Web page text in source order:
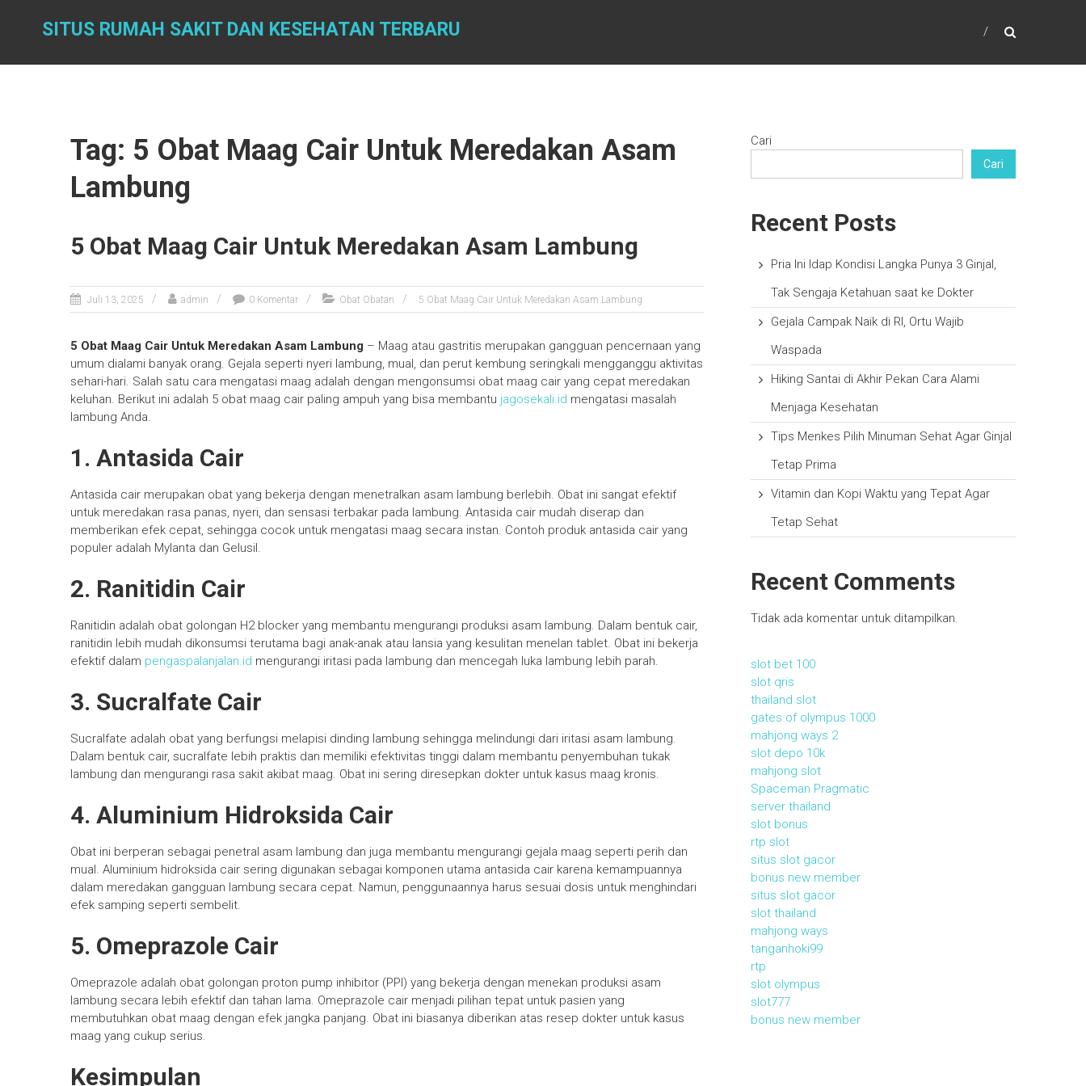
SITUS RUMAH SAKIT DAN KESEHATAN TERBARU
Tag: 5 Obat Maag Cair Untuk Meredakan Asam
Lambung
5 Obat Maag Cair Untuk Meredakan Asam Lambung
Juli 13, 2025 admin 0 Komentar Obat Obatan 5 Obat Maag Cair Untuk Meredakan Asam Lambung
5 Obat Maag Cair Untuk Meredakan Asam Lambung – Maag atau gastritis merupakan gangguan pencernaan yang
umum dialami banyak orang. Gejala seperti nyeri lambung, mual, dan perut kembung seringkali mengganggu aktivitas
sehari-hari. Salah satu cara mengatasi maag adalah dengan mengonsumsi obat maag cair yang cepat meredakan
keluhan. Berikut ini adalah 5 obat maag cair paling ampuh yang bisa membantu jagosekali.id mengatasi masalah
lambung Anda.
1. Antasida Cair
Antasida cair merupakan obat yang bekerja dengan menetralkan asam lambung berlebih. Obat ini sangat efektif
untuk meredakan rasa panas, nyeri, dan sensasi terbakar pada lambung. Antasida cair mudah diserap dan
memberikan efek cepat, sehingga cocok untuk mengatasi maag secara instan. Contoh produk antasida cair yang
populer adalah Mylanta dan Gelusil.
2. Ranitidin Cair
Ranitidin adalah obat golongan H2 blocker yang membantu mengurangi produksi asam lambung. Dalam bentuk cair,
ranitidin lebih mudah dikonsumsi terutama bagi anak-anak atau lansia yang kesulitan menelan tablet. Obat ini bekerja
efektif dalam pengaspalanjalan.id mengurangi iritasi pada lambung dan mencegah luka lambung lebih parah.
3. Sucralfate Cair
Sucralfate adalah obat yang berfungsi melapisi dinding lambung sehingga melindungi dari iritasi asam lambung.
Dalam bentuk cair, sucralfate lebih praktis dan memiliki efektivitas tinggi dalam membantu penyembuhan tukak
lambung dan mengurangi rasa sakit akibat maag. Obat ini sering diresepkan dokter untuk kasus maag kronis.
4. Aluminium Hidroksida Cair
Obat ini berperan sebagai penetral asam lambung dan juga membantu mengurangi gejala maag seperti perih dan
mual. Aluminium hidroksida cair sering digunakan sebagai komponen utama antasida cair karena kemampuannya
dalam meredakan gangguan lambung secara cepat. Namun, penggunaannya harus sesuai dosis untuk menghindari
efek samping seperti sembelit.
5. Omeprazole Cair
Omeprazole adalah obat golongan proton pump inhibitor (PPI) yang bekerja dengan menekan produksi asam
lambung secara lebih efektif dan tahan lama. Omeprazole cair menjadi pilihan tepat untuk pasien yang
membutuhkan obat maag dengan efek jangka panjang. Obat ini biasanya diberikan atas resep dokter untuk kasus
maag yang cukup serius.
Kesimpulan
Cari
Cari
Recent Posts
Pria Ini Idap Kondisi Langka Punya 3 Ginjal,
Tak Sengaja Ketahuan saat ke Dokter
Gejala Campak Naik di RI, Ortu Wajib
Waspada
Hiking Santai di Akhir Pekan Cara Alami
Menjaga Kesehatan
Tips Menkes Pilih Minuman Sehat Agar Ginjal
Tetap Prima
Vitamin dan Kopi Waktu yang Tepat Agar
Tetap Sehat
Recent Comments
Tidak ada komentar untuk ditampilkan.
slot bet 100
slot qris
thailand slot
gates of olympus 1000
mahjong ways 2
slot depo 10k
mahjong slot
Spaceman Pragmatic
server thailand
slot bonus
rtp slot
situs slot gacor
bonus new member
situs slot gacor
slot thailand
mahjong ways
tanganhoki99
rtp
slot olympus
slot777
bonus new member